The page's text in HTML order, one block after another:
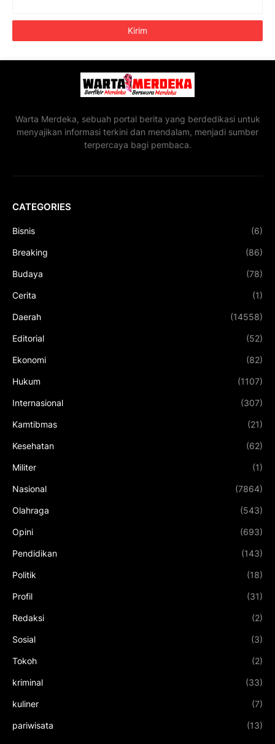
Warta Merdeka, sebuah portal berita yang berdedikasi untuk
menyajikan informasi terkini dan mendalam, menjadi sumber
terpercaya bagi pembaca.
CATEGORIES
Bisnis (6)
Breaking (86)
Budaya (78)
Cerita (1)
Daerah (14558)
Editorial (52)
Ekonomi (82)
Hukum (1107)
Internasional (307)
Kamtibmas (21)
Kesehatan (62)
Militer (1)
Nasional (7864)
Olahraga (543)
Opini (693)
Pendidikan (143)
Politik (18)
Profil (31)
Redaksi (2)
Sosial (3)
Tokoh (2)
kriminal (33)
kuliner (7)
pariwisata (13)